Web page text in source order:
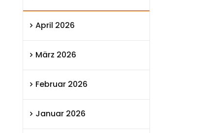
April 2026
März 2026
Februar 2026
Januar 2026